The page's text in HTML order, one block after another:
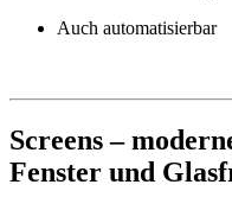
Auch automatisierbar
Screens –
Fenster und